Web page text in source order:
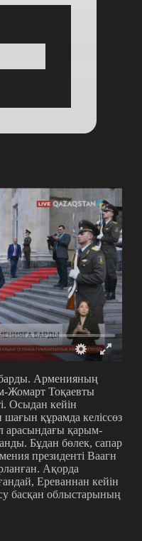
Арменияның
Жомарт Тоқаевты
Осыдан кейін
құрамда келіссөз
арасындағы қарым-
Бұдан бөлек, сапар
президенті Ваагн
Ақорда
Ереваннан кейін
басқан облыстарының